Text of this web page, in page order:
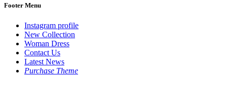
Footer Menu
Instagram profile
New Collection
Woman Dress
Contact Us
Latest News
Purchase Theme